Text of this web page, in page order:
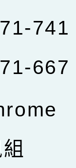
741
667